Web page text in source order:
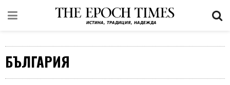
БЪЛГАРИЯ